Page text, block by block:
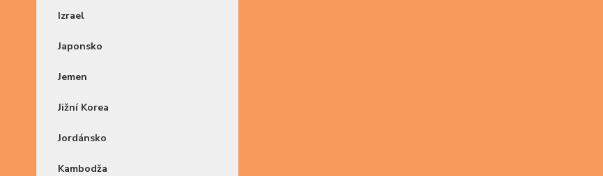
Izrael
Japonsko
Jemen
Jižní Korea
Jordánsko
Kambodža